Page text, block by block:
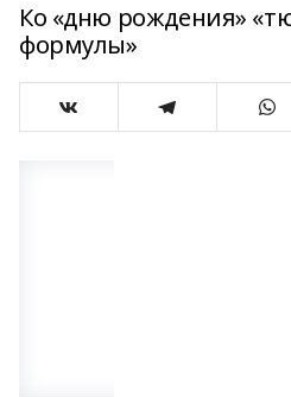
Ко «дню рождения»
формулы»